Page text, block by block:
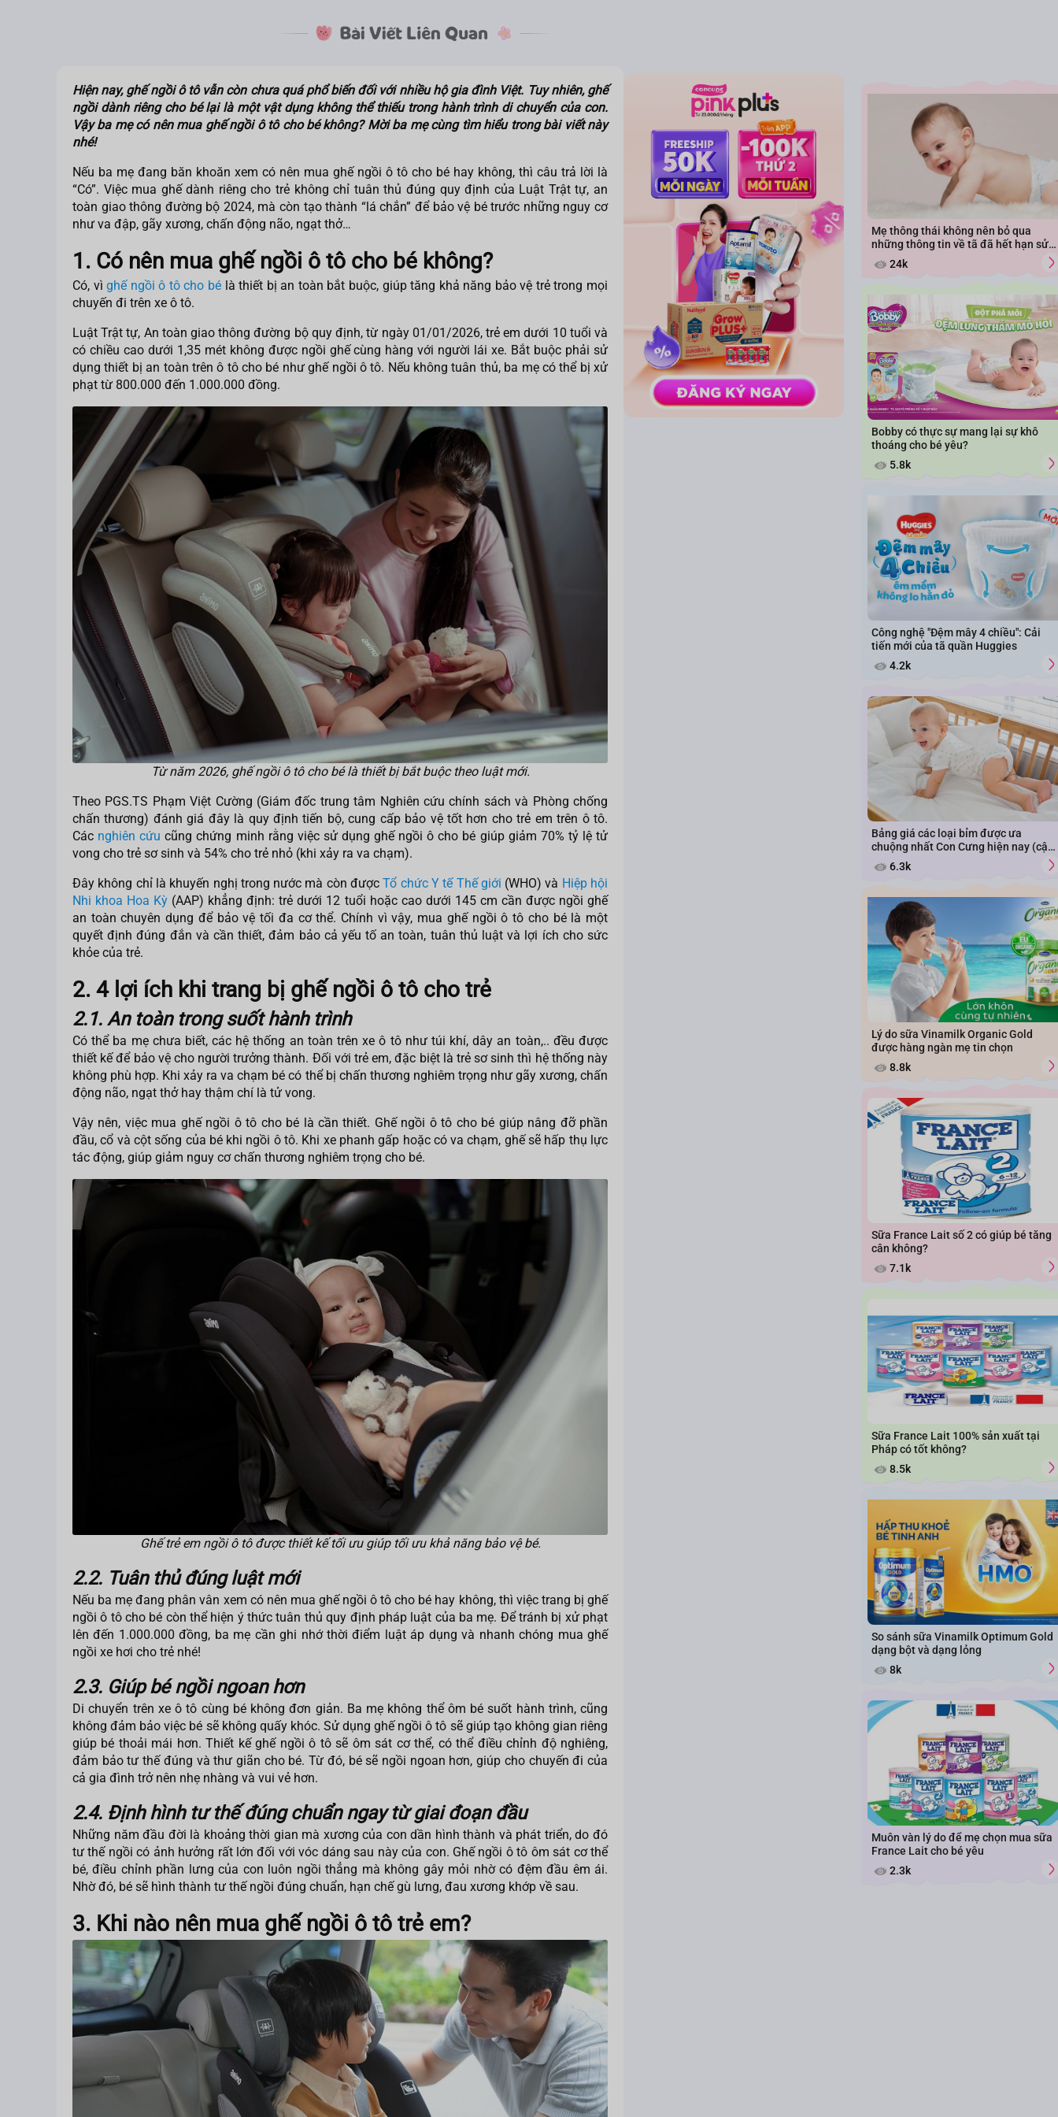
Hiện nay, ghế ngồi ô tô vẫn còn chưa quá phổ biến đối với nhiều hộ gia đình Việt. Tuy nhiên, ghế
ngồi dành riêng cho bé lại là một vật dụng không thể thiếu trong hành trình di chuyển của con.
Vậy ba mẹcó nên mua ghế ngồi ô tô cho békhông? Mời ba mẹ cùng tìm hiểu trong bài viết này
nhé!
Nếu ba mẹ đang băn khoăn xem có nên mua ghế ngồi ô tô cho bé hay không, thì câu trả lời là
“Có”. Việc mua ghế dành riêng cho trẻ không chỉ tuân thủ đúng quy định của Luật Trật tự, an
toàn giao thông đường bộ 2024, mà còn tạo thành “lá chắn” để bảo vệ bé trước những nguy cơ
như va đập, gãy xương, chấn động não, ngạt thở…
1. Có nên mua ghế ngồi ô tô cho bé không?
Có, vìghế ngồi ô tô cho bé là thiết bị an toàn bắt buộc, giúp tăng khả năng bảo vệ trẻ trong mọi
chuyến đi trên xe ô tô.
Luật Trật tự, An toàn giao thông đường bộ quy định, từ ngày 01/01/2026, trẻ em dưới 10 tuổi và
có chiều cao dưới 1,35 mét không được ngồi ghế cùng hàng với người lái xe. Bắt buộc phải sử
dụng thiết bị an toàn trên ô tô cho bé như ghế ngồi ô tô. Nếu không tuân thủ, ba mẹ có thể bị xử
phạt từ 800.000 đến 1.000.000 đồng.
Từ năm 2026, ghế ngồi ô tô cho bé là thiết bị bắt buộc theo luật mới.
Theo PGS.TS Phạm Việt Cường (Giám đốc trung tâm Nghiên cứu chính sách và Phòng chống
chấn thương) đánh giá đây là quy định tiến bộ, cung cấp bảo vệ tốt hơn cho trẻ em trên ô tô.
Các nghiên cứu cũng chứng minh rằng việc sử dụng ghế ngồi ô cho bé giúp giảm 70% tỷ lệ tử
vong cho trẻ sơ sinh và 54% cho trẻ nhỏ (khi xảy ra va chạm).
Đây không chỉ là khuyến nghị trong nước mà còn đượcTổ chức Y tế Thế giới (WHO) và Hiệp hội
Nhi khoa Hoa Kỳ (AAP) khẳng định: trẻ dưới 12 tuổi hoặc cao dưới 145 cm cần được ngồi ghế
an toàn chuyên dụng để bảo vệ tối đa cơ thể. Chính vì vậy, mua ghế ngồi ô tô cho bé là một
quyết định đúng đắn và cần thiết, đảm bảo cả yếu tố an toàn, tuân thủ luật và lợi ích cho sức
khỏe của trẻ.
2. 4 lợi ích khi trang bị ghế ngồi ô tô cho trẻ
2.1. An toàn trong suốt hành trình
Có thể ba mẹ chưa biết, các hệ thống an toàn trên xe ô tô như túi khí, dây an toàn,.. đều được
thiết kế để bảo vệ cho người trưởng thành. Đối với trẻ em, đặc biệt là trẻ sơ sinh thì hệ thống này
không phù hợp. Khi xảy ra va chạm bé có thể bị chấn thương nghiêm trọng như gãy xương, chấn
động não, ngạt thở hay thậm chí là tử vong.
Vậy nên, việc mua ghế ngồi ô tô cho bé là cần thiết. Ghế ngồi ô tô cho bé giúp nâng đỡ phần
đầu, cổ và cột sống của bé khi ngồi ô tô. Khi xe phanh gấp hoặc có va chạm, ghế sẽ hấp thụ lực
tác động, giúp giảm nguy cơ chấn thương nghiêm trọng cho bé.
Ghế trẻ em ngồi ô tô được thiết kế tối ưu giúp tối ưu khả năng bảo vệ bé.
2.2. Tuân thủ đúng luật mới
Nếu ba mẹ đang phân vân xem có nên mua ghế ngồi ô tô cho bé hay không, thì việc trang bị ghế
ngồi ô tô cho bé còn thể hiện ý thức tuân thủ quy định pháp luật của ba mẹ. Để tránh bị xử phạt
lên đến 1.000.000 đồng, ba mẹ cần ghi nhớ thời điểm luật áp dụng và nhanh chóng mua ghế
ngồi xe hơi cho trẻ nhé!
2.3. Giúp bé ngồi ngoan hơn
Di chuyển trên xe ô tô cùng bé không đơn giản. Ba mẹ không thể ôm bé suốt hành trình, cũng
không đảm bảo việc bé sẽ không quấy khóc. Sử dụng ghế ngồi ô tô sẽ giúp tạo không gian riêng
giúp bé thoải mái hơn. Thiết kế ghế ngồi ô tô sẽ ôm sát cơ thể, có thể điều chỉnh độ nghiêng,
đảm bảo tư thế đúng và thư giãn cho bé. Từ đó, bé sẽ ngồi ngoan hơn, giúp cho chuyến đi của
cả gia đình trở nên nhẹ nhàng và vui vẻ hơn.
2.4. Định hình tư thế đúng chuẩn ngay từ giai đoạn đầu
Những năm đầu đời là khoảng thời gian mà xương của con dần hình thành và phát triển, do đó
tư thế ngồi có ảnh hưởng rất lớn đối với vóc dáng sau này của con. Ghế ngồi ô tô ôm sát cơ thể
bé, điều chỉnh phần lưng của con luôn ngồi thẳng mà không gây mỏi nhờ có đệm đầu êm ái.
Nhờ đó, bé sẽ hình thành tư thế ngồi đúng chuẩn, hạn chế gù lưng, đau xương khớp về sau.
3. Khi nào nên mua ghế ngồi ô tô trẻ em?
Mẹ thông thái không nên bỏ qua
những thông tin về tã đã hết hạn sử
dụng24k
Bobby có thực sự mang lại sự khô
thoáng cho bé yêu?
5.8k
Công nghệ "Đệm mây 4 chiều": Cải
tiến mới của tã quần Huggies
4.2k
Bảng giá các loại bỉm được ưa
chuộng nhất Con Cưng hiện nay (cập
nhật năm 2026)
6.3k
Lý do sữa Vinamilk Organic Gold
được hàng ngàn mẹ tin chọn
8.8k
Sữa France Lait số 2 có giúp bé tăng
cân không?
7.1k
Sữa France Lait 100% sản xuất tại
Pháp có tốt không?
8.5k
So sánh sữa Vinamilk Optimum Gold
dạng bột và dạng lỏng
8k
Muôn vàn lý do để mẹ chọn mua sữa
France Lait cho bé yêu
2.3k